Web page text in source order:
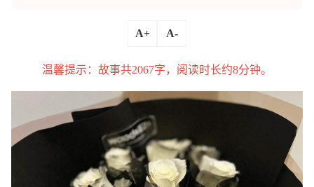
A+ A-
温馨提示：故事共2067字，阅读时长约8分钟。